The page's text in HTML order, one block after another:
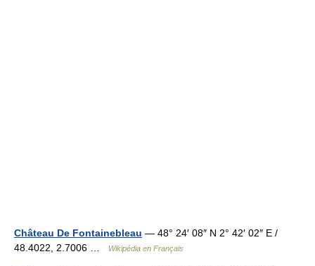
Château De Fontainebleau — 48° 24′ 08″ N 2° 42′ 02″ E /
48.4022, 2.7006 …
Wikipédia en Français